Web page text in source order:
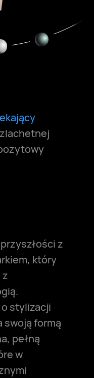
z
który
z
stylizacji
swoją formą
pełną
w